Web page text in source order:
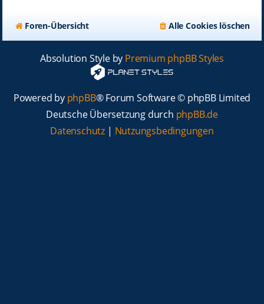
Foren-Übersicht Alle Cookies löschen
Absolution Style by Premium phpBB Styles
Powered by phpBB® Forum Software © phpBB Limited
Deutsche Übersetzung durch phpBB.de
Datenschutz | Nutzungsbedingungen